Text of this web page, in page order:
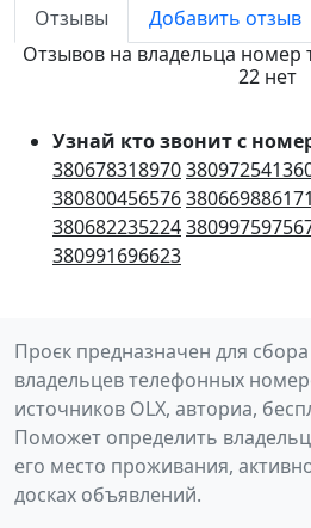
Отзывы
Добавить отзыв
Отзывов на владельца номер
22 нет
Узнай кто звонит с
380678318970
380800456576380669886171
380682235224
380991696623
Проєк предназначен для
владельцев телефонных
источников OLX, авториа,
Поможет определить
его место проживания,
досках объявлений.